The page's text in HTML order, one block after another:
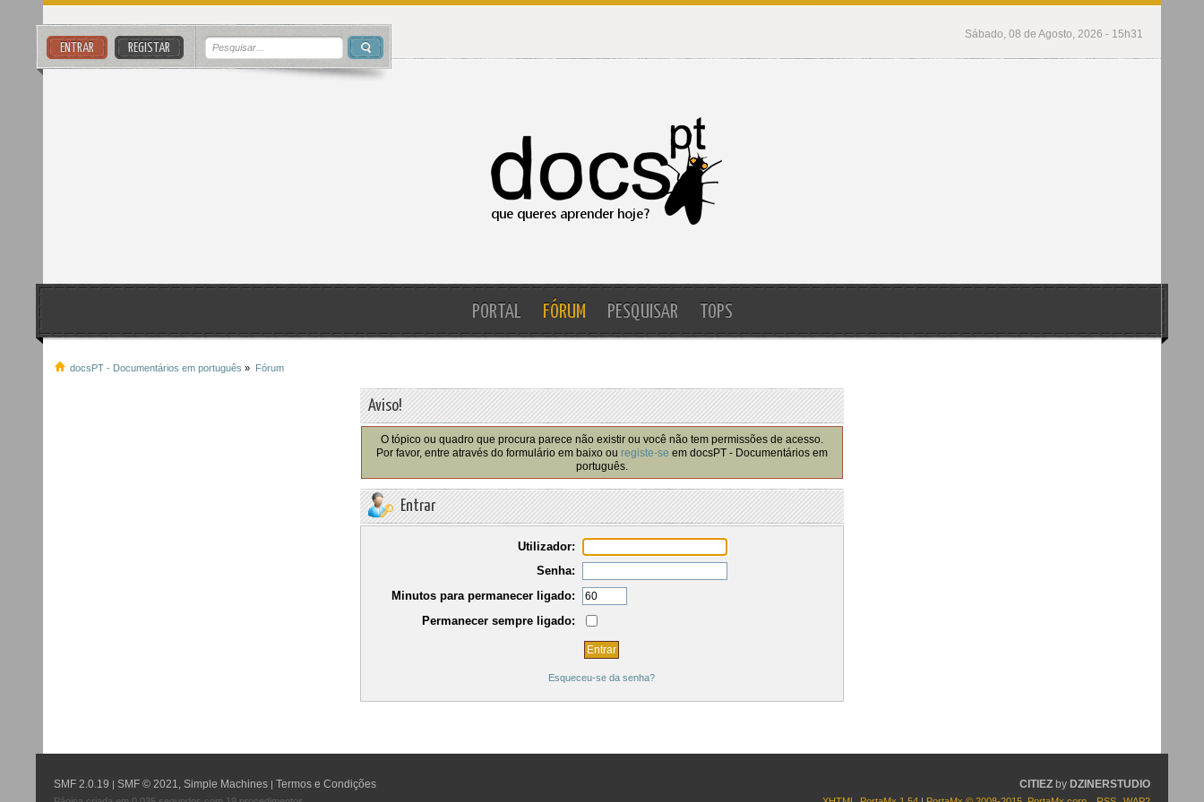
ENTRAR REGISTAR
Sábado, 08 de Agosto, 2026 - 15h31
PORTAL FÓRUM PESQUISAR TOPS
docsPT - Documentários em português » Fórum
Aviso!
O tópico ou quadro que procura parece não existir ou você não tem permissões de acesso.
Por favor, entre através do formulário em baixo ou registe-se em docsPT - Documentários em
português.
Entrar
Utilizador:
Senha:
Minutos para permanecer ligado:
Permanecer sempre ligado:
Esqueceu-se da senha?
SMF 2.0.19 |SMF © 2021 ,Simple Machines |Termos e Condições CITIEZby DZINERSTUDIO